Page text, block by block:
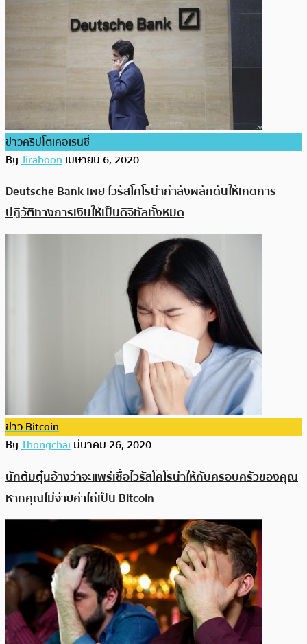
ข่าวคริปโตเคอเรนซี่
ByJiraboonเมษายน 6, 2020
Deutsche Bank เผย ไวรัสโคโรน่ากำลังผลักดันให้เกิดการ
ปฏิวัติทางการเงินให้เป็นดิจิทัลทั้งหมด
ข่าว Bitcoin
ByThongchaiมีนาคม 26, 2020
นักต้มตุ๋นอ้างว่าจะแพร่เชื้อไวรัสโคโรน่าให้กับครอบครัวของคุณ
หากคุณไม่จ่ายค่าไถ่เป็น Bitcoin